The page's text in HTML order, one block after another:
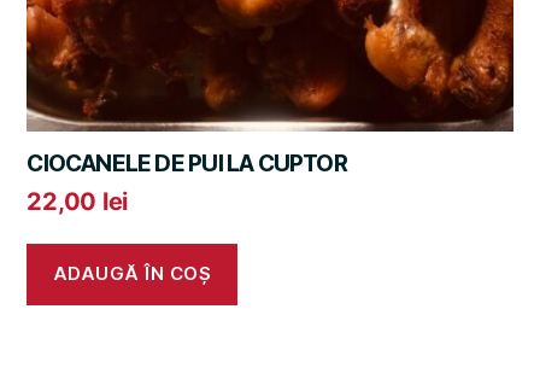
CIOCANELE DE PUI LA CUPTOR
22,00 lei
ADAUGĂ ÎN COȘ